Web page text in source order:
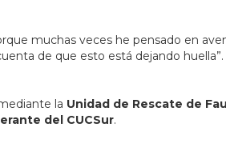
muchas veces he pensado en
de que esto está dejando huella”.
la Unidad de Rescate de
del CUCSur.